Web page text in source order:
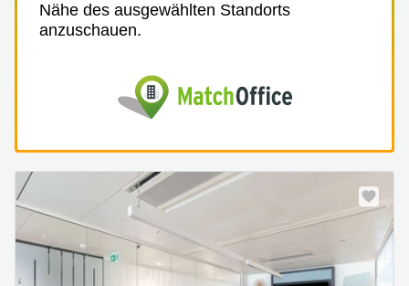
Nähe des ausgewählten Standorts
anzuschauen.